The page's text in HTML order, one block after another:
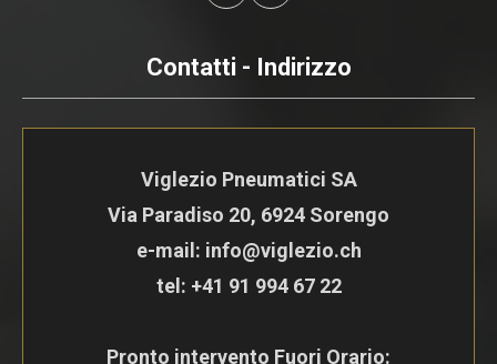
Contatti - Indirizzo
Viglezio Pneumatici SA
Via Paradiso 20, 6924 Sorengo
e-mail: info@viglezio.ch
tel: +41 91 994 67 22
Pronto intervento Fuori Orario: